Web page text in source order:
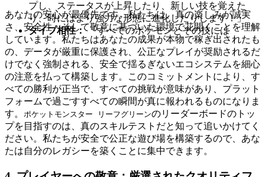
プし、ステータスが上昇したり、新しい技を覚えた
り、時にはより強力な形態に進化したりします！」
タイプ相性：「すべてのポケモンとその技には
あなたの安心が最優先です。私たちは、真の楽しみが誠実
さ、安全性、そして敬意に基づいた環境で花開くことを理解
しています。私たちはあなたの成果が本物で稼ぎ出されたも
の、データが厳重に保護され、公正なプレイが奨励されるだ
けでなく強制される、安全で揺るぎないエコシステムを細心
の注意を払って構築します。このコミットメントにより、す
べての勝利が正当で、すべての挑戦が意味があり、プラット
フォームで過ごすすべての瞬間が真に報われるものになりま
す。
ポケットモンスター リーフグリーンのリーダーボードのトッ
プを目指すのは、真のスキルテストだと知って追いかけてく
ださい。私たちが安全で公正な遊び場を構築するので、あな
たは自分のレガシーを築くことに集中できます。